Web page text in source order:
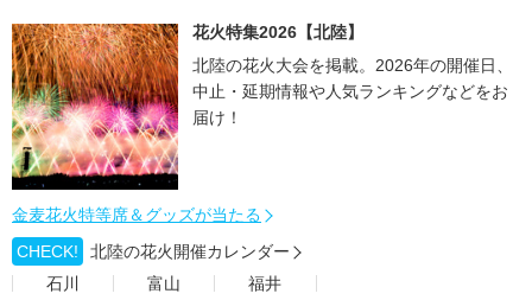
花火特集2026【北陸】
北陸の花火大会を掲載。2026年の開催日、
中止・延期情報や人気ランキングなどをお
届け！
金麦花火特等席＆グッズが当たる
CHECK!
北陸の花火開催カレンダー
石川
富山 福井